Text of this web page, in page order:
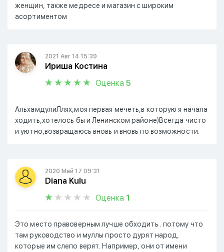
женщин, также медресе и магазин с широким
асортиментом
2021 Авг 14 15:39
Ириша Костина
Оценка 5
АльхамдулиЛлях,моя первая мечеть,в которую я начала
ходить,хотелось бы и Ленинском районе)Всегда чисто
и уютно,возвращаюсь вновь и вновь по возможности.
2020 Май 17 09:31
Diana Kulu
Оценка 1
Это место правоверным лучше обходить . потому что
там руководство и муллы просто дурят народ,
которые им слепо верят. Например, они от имени